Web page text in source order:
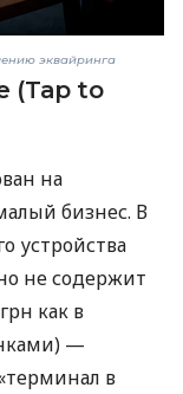
эквайринга
(Tap to
на
бизнес. В
устройства
не содержит
как в
—
в